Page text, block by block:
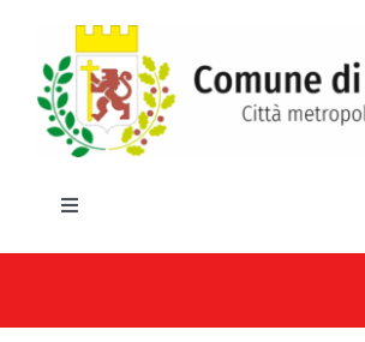
contenuto
Toggle
HOME
IL COMUNE